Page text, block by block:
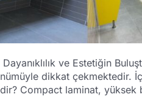
ve Estetiğin
dikkat
Compact laminat, yüksek